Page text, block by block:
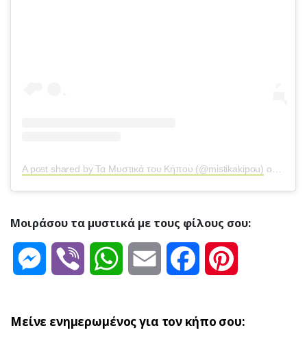
A post shared by Τα Μυστικά του Κήπου (@mistikakipou) on
Μοιράσου τα μυστικά με τους φίλους σου:
Messenger
Viber WhatsAppEmail Facebook
Μείνε ενημερωμένος για τον κήπο σου: